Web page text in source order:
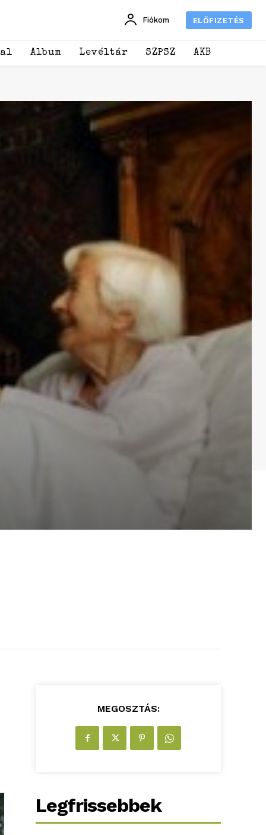
Fiókom ELŐFIZETÉS
Album Levéltár SZPSZ AKB
MEGOSZTÁS:
Legfrissebbek